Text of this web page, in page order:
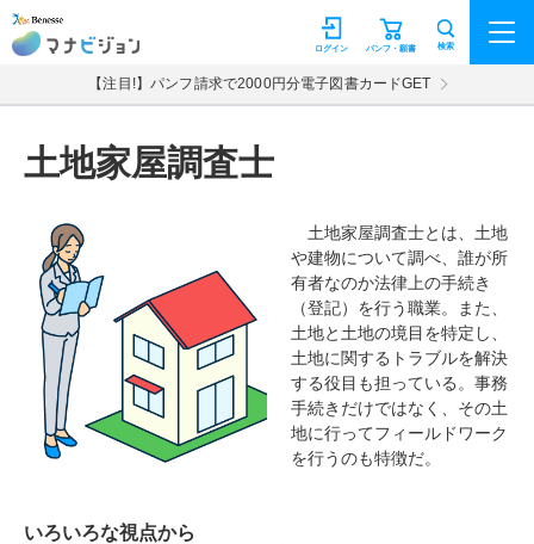
マナビジョン パンフ・願書
ログイン 検索
【注目!】パンフ請求で2000円分電子図書カードGET
土地家屋調査士
土地家屋調査士とは、土地
や建物について調べ、誰が所
有者なのか法律上の手続き
（登記）を行う職業。また、
土地と土地の境目を特定し、
土地に関するトラブルを解決
する役目も担っている。事務
手続きだけではなく、その土
地に行ってフィールドワーク
を行うのも特徴だ。
いろいろな視点から